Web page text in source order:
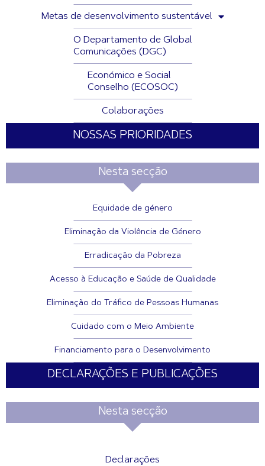
Metas de desenvolvimento sustentável
O Departamento de Global
Comunicações (DGC)
Económico e Social
Conselho (ECOSOC)
Colaborações
NOSSAS PRIORIDADES
Nesta secção
Equidade de género
Eliminação da Violência de Género
Erradicação da Pobreza
Acesso à Educação e Saúde de Qualidade
Eliminação do Tráfico de Pessoas Humanas
Cuidado com o Meio Ambiente
Financiamento para o Desenvolvimento
DECLARAÇÕES E PUBLICAÇÕES
Nesta secção
Declarações